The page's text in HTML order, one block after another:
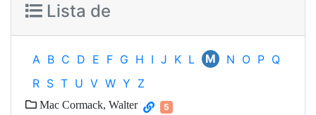
Lista de
A B C D E F G H I J K L M N O P Q
R S T U V W Y Z
Mac Cormack, Walter 5